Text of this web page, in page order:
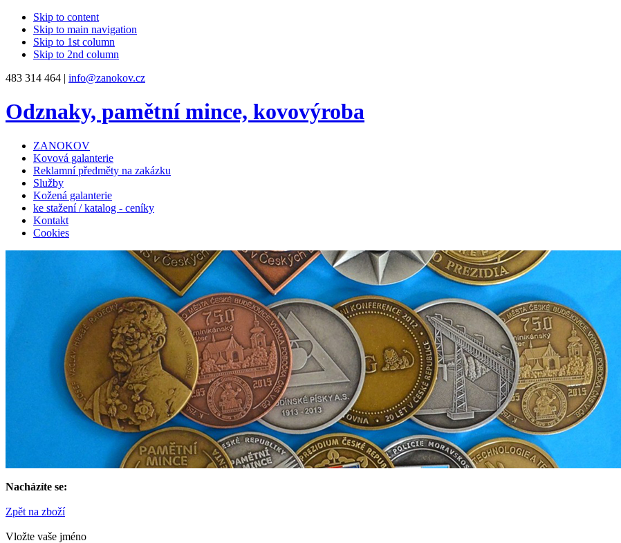
Skip to content
Skip to main navigation
Skip to 1st column
Skip to 2nd column
483 314 464 | info@zanokov.cz
Odznaky, pamětní mince, kovovýroba
ZANOKOV
Kovová galanterie
Reklamní předměty na zakázku
Služby
Kožená galanterie
ke stažení / katalog - ceníky
Kontakt
Cookies
Nacházíte se:
Zpět na zboží
Vložte vaše jméno